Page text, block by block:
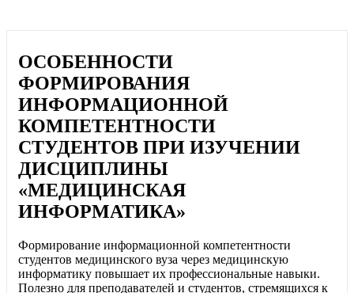
ОСОБЕННОСТИ
ФОРМИРОВАНИЯ
ИНФОРМАЦИОННОЙ
КОМПЕТЕНТНОСТИ
СТУДЕНТОВ ПРИ ИЗУЧЕНИИ
ДИСЦИПЛИНЫ
«МЕДИЦИНСКАЯ
ИНФОРМАТИКА»
Формирование информационной компетентности
студентов медицинского вуза через медицинскую
информатику повышает их профессиональные навыки.
Полезно для преподавателей и студентов, стремящихся к